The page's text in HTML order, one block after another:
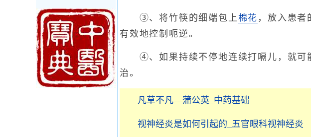
③、将竹筷的细端包上棉花 ，放入患者
有效地控制呃逆。
④、如果持续不停地连续打嗝儿，就可能
治。
凡草不凡—蒲公英_中药基础
视神经炎是如何引起的_五官眼科视神经炎